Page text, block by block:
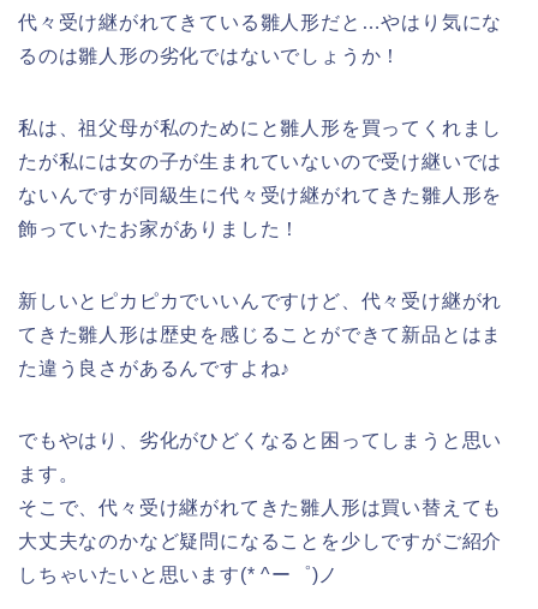
代々受け継がれてきている雛人形だと…やはり気にな
るのは雛人形の劣化ではないでしょうか！
私は、祖父母が私のためにと雛人形を買ってくれまし
たが私には女の子が生まれていないので受け継いでは
ないんですが同級生に代々受け継がれてきた雛人形を
飾っていたお家がありました！
新しいとピカピカでいいんですけど、代々受け継がれ
てきた雛人形は歴史を感じることができて新品とはま
た違う良さがあるんですよね♪
でもやはり、劣化がひどくなると困ってしまうと思い
ます。
そこで、代々受け継がれてきた雛人形は買い替えても
大丈夫なのかなど疑問になることを少しですがご紹介
しちゃいたいと思います(* ^ー゜)ノ